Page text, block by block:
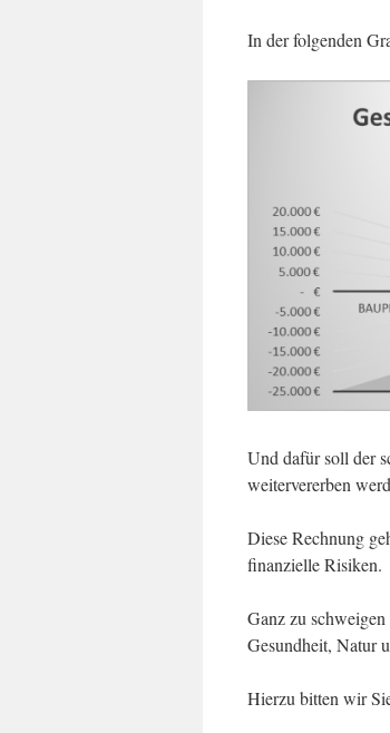
In der folgenden
Und dafür soll der
weitervererben
Diese Rechnung
finanzielle Risiken.
Ganz zu
Gesundheit, Natur
Hierzu bitten wir